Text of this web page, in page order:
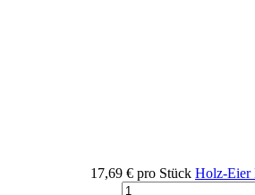
17,69 € pro Stück Holz-Eier